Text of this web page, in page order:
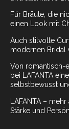
Für Bräute, die
einen Look mit
Auch stilvolle
modernen Bridal
Von romantisch-
bei LAFANTA
selbstbewusst
LAFANTA –
Stärke und